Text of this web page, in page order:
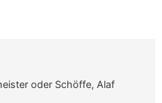
oder Schöffe, Alaf